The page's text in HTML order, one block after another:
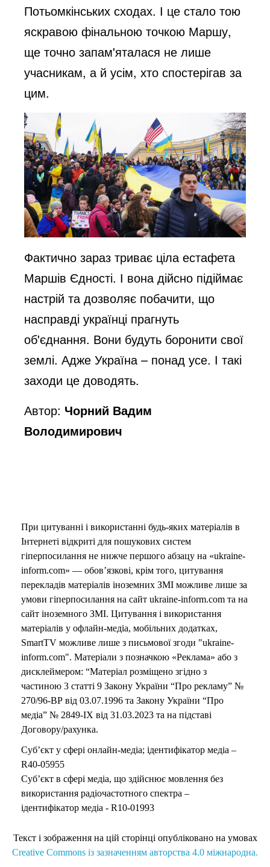
Потьомкінських сходах. І це стало тою
яскравою фінальною точкою Маршу,
ще точно запам'яталася не лише
учасникам, а й усім, хто спостерігав за
цим.
Фактично зараз триває ціла естафета
Маршів Єдності. І вона дійсно підіймає
настрій та дозволяє побачити, що
насправді українці прагнуть
об'єднання. Вони будуть боронити свої
землі. Адже Україна – понад усе. І такі
заходи це доводять.
Автор: Чорний Вадим
Володимирович
При цитуванні і використанні будь-яких матеріалів в
Інтернеті відкриті для пошукових систем
гіперпосилання не нижче першого абзацу на «ukraine-
inform.com» — обов’язкові, крім того, цитування
перекладів матеріалів іноземних ЗМІ можливе лише за
умови гіперпосилання на сайт ukraine-inform.com та на
сайт іноземного ЗМІ. Цитування і використання
матеріалів у офлайн-медіа, мобільних додатках,
SmartTV можливе лише з письмової згоди "ukraine-
inform.com". Матеріали з позначкою «Реклама» або з
дисклеймером: “Матеріал розміщено згідно з
частиною 3 статті 9 Закону України “Про рекламу” №
270/96-ВР від 03.07.1996 та Закону України “Про
медіа” № 2849-IX від 31.03.2023 та на підставі
Договору/рахунка.
Суб’єкт у сфері онлайн-медіа; ідентифікатор медіа –
R40-05955
Суб’єкт в сфері медіа, що здійснює мовлення без
використання радіочастотного спектра –
ідентифікатор медіа - R10-01993
Текст і зображення на цій сторінці опубліковано на умовах
Creative Commons із зазначенням авторства 4.0 міжнародна.